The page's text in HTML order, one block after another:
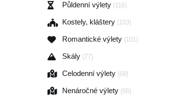
Půldenní výlety (116)
Kostely, kláštery (103)
Romantické výlety (101)
Skály (77)
Celodenní výlety (69)
Nenáročné výlety (66)